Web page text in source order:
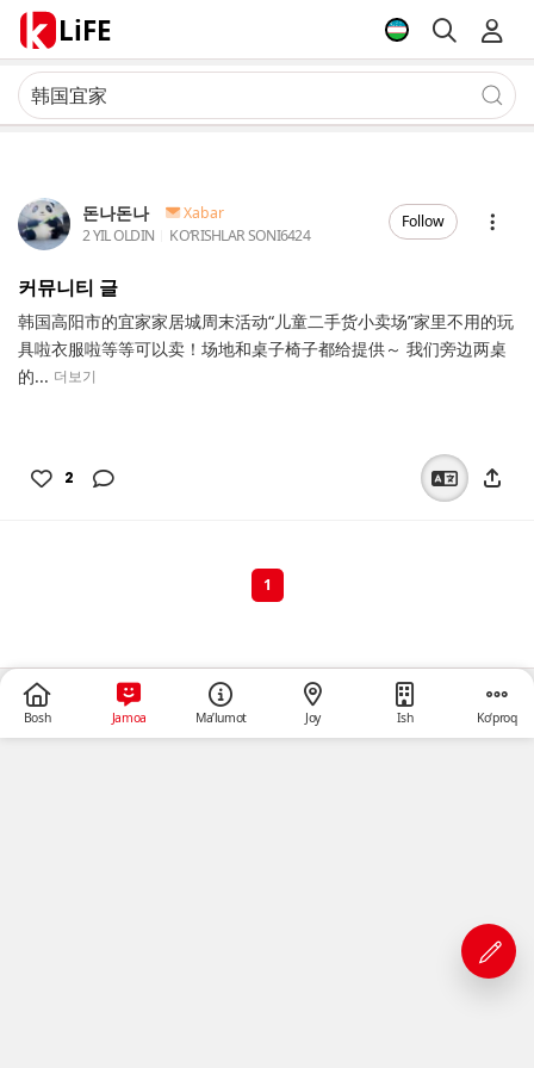
LiFE
돈나돈나
Xabar
2 YIL OLDIN
KOʻRISHLAR SONI6424
Follow
커뮤니티 글
韩国高阳市的宜家家居城周末活动“儿童二手货小卖场”家里不用的玩
具啦衣服啦等等可以卖！场地和桌子椅子都给提供～ 我们旁边两桌
的... 더보기
2
1
Bosh Jamoa Ma’lumot Joy Ish Ko‘proq